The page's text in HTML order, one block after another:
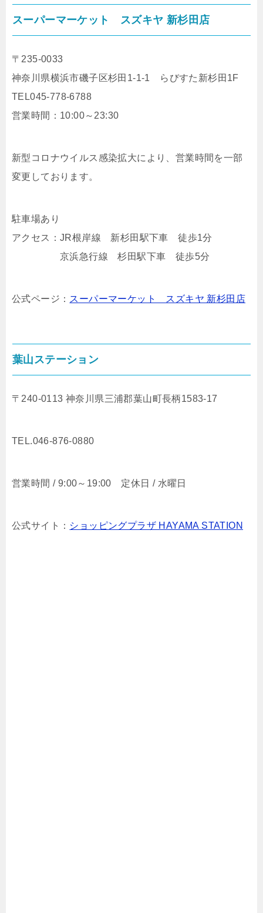
スーパーマーケット スズキヤ 新杉田店
〒235-0033
神奈川県横浜市磯子区杉田1-1-1 らびすた新杉田1F
TEL045-778-6788
営業時間：10:00～23:30
新型コロナウイルス感染拡大により、営業時間を一部
変更しております。
駐車場あり
アクセス：JR根岸線 新杉田駅下車 徒歩1分
京浜急行線 杉田駅下車 徒歩5分
公式ページ： スーパーマーケット スズキヤ 新杉田店
葉山ステーション
〒240-0113 神奈川県三浦郡葉山町長柄1583-17
TEL.046-876-0880
営業時間 / 9:00～19:00 定休日 / 水曜日
公式サイト： ショッピングプラザ HAYAMA STATION